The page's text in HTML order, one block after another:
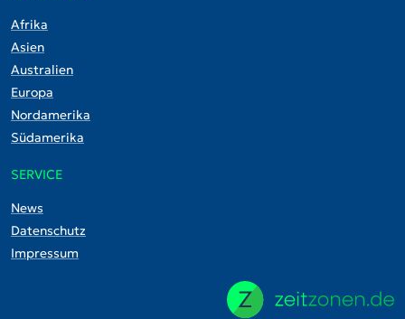
Afrika
Asien
Australien
Europa
Nordamerika
Südamerika
SERVICE
News
Datenschutz
Impressum